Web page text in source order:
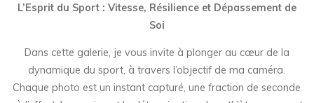
L’Esprit du Sport : Vitesse, Résilience et Dépassement de
Soi
Dans cette galerie, je vous invite à plonger au cœur de la
dynamique du sport, à travers l’objectif de ma caméra.
Chaque photo est un instant capturé, une fraction de seconde